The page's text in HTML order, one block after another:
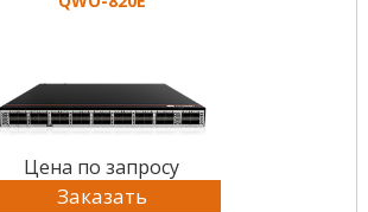
Цена по запросу
Заказать